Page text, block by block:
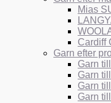
Mias
Cardiff
Garn efter
Garn
Garn
Garn
Garn